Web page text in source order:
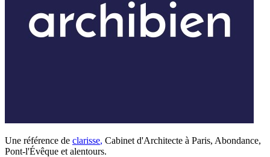
Une référence de clarisse, Cabinet d'Architecte à Paris, Abondance,
Pont-l'Évêque et alentours.